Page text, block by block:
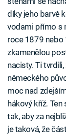
díky jeho barvě
vodami přímo s
roce 1879 nebo
zkamenělou
nacisty. Ti
německého
moc nad
hákový kříž.
tak, aby za
je taková, že